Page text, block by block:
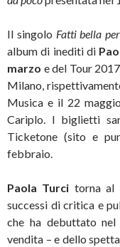
Il singolo Fatti bella
album di inediti di
marzo e del Tour
Milano,
Musica e il 22
Cariplo. I biglietti
Ticketone (sito e
febbraio.
Paola Turci torna al
successi di critica e
che ha debuttato
vendita – e dello